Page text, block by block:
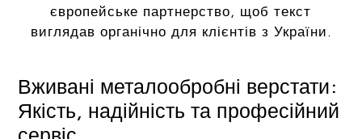
європейське партнерство, щоб текст
виглядав органічно для клієнтів з України.
Вживані металообробні верстати:
Якість, надійність та професійний